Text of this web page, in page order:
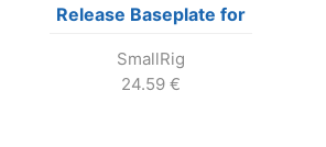
Release Baseplate for
3478
SmallRig
24.59 €